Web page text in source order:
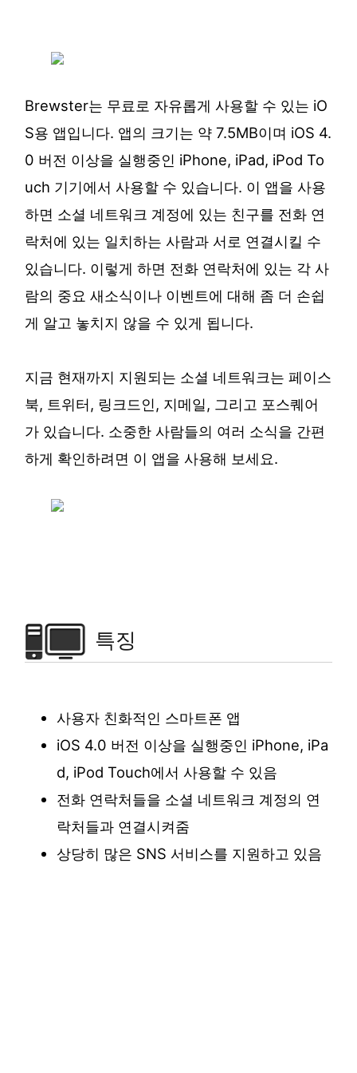
Brewster는 무료로 자유롭게 사용할 수 있는 iO
S용 앱입니다. 앱의 크기는 약 7.5MB이며 iOS 4.
0 버전 이상을 실행중인 iPhone, iPad, iPod To
uch 기기에서 사용할 수 있습니다. 이 앱을 사용
하면 소셜 네트워크 계정에 있는 친구를 전화 연
락처에 있는 일치하는 사람과 서로 연결시킬 수
있습니다. 이렇게 하면 전화 연락처에 있는 각 사
람의 중요 새소식이나 이벤트에 대해 좀 더 손쉽
게 알고 놓치지 않을 수 있게 됩니다.
지금 현재까지 지원되는 소셜 네트워크는 페이스
북, 트위터, 링크드인, 지메일, 그리고 포스퀘어
가 있습니다. 소중한 사람들의 여러 소식을 간편
하게 확인하려면 이 앱을 사용해 보세요.
특징
사용자 친화적인 스마트폰 앱
iOS 4.0 버전 이상을 실행중인 iPhone, iPa
d, iPod Touch에서 사용할 수 있음
전화 연락처들을 소셜 네트워크 계정의 연
락처들과 연결시켜줌
상당히 많은 SNS 서비스를 지원하고 있음